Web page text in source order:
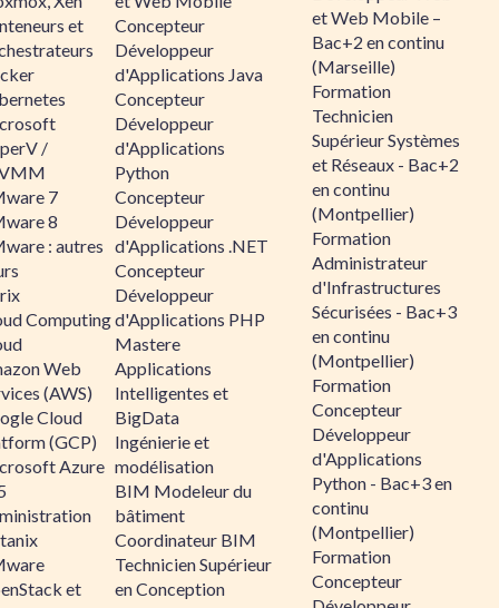
et
/
7
8
: autres
Computing
Web
(AWS)
Cloud
(GCP)
Azure
et
Concepteur
Développeur
d'Applications Java
Concepteur
Développeur
d'Applications
Python
Concepteur
Développeur
d'Applications .NET
Concepteur
Développeur
d'Applications PHP
Mastere
Applications
Intelligentes et
BigData
Ingénierie et
modélisation
BIM Modeleur du
bâtiment
Coordinateur BIM
Technicien Supérieur
en Conception
et Web Mobile –
Bac+2 en continu
(Marseille)
Formation
Technicien
Supérieur Systèmes
et Réseaux - Bac+2
en continu
(Montpellier)
Formation
Administrateur
d'Infrastructures
Sécurisées - Bac+3
en continu
(Montpellier)
Formation
Concepteur
Développeur
d'Applications
Python - Bac+3 en
continu
(Montpellier)
Formation
Concepteur